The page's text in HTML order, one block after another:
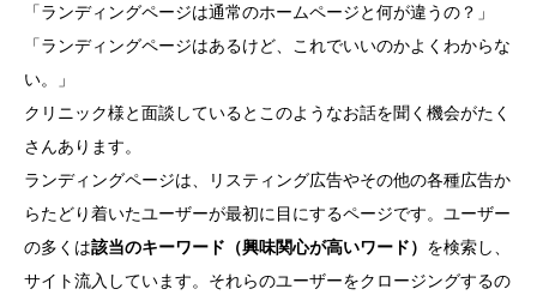
「ランディングページは通常のホームページと何が違うの？」
「ランディングページはあるけど、これでいいのかよくわからな
い。」
クリニック様と面談しているとこのようなお話を聞く機会がたく
さんあります。
ランディングページは、リスティング広告やその他の各種広告か
らたどり着いたユーザーが最初に目にするページです。ユーザー
の多くは該当のキーワード（興味関心が高いワード） を検索し、
サイト流入しています。それらのユーザーをクロージングするの